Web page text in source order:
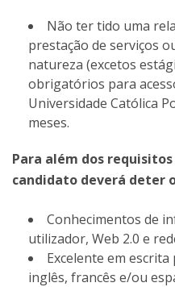
Não ter tido uma
prestação de serviços
natureza (excetos
obrigatórios para
Universidade Católica
meses.
Para além dos
candidato deverá deter
Conhecimentos de
utilizador, Web 2.0 e
Excelente em
inglês, francês e/ou